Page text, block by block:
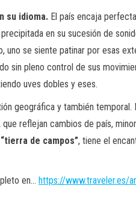
su idioma. El país encaja
en su sucesión de
uno se siente patinar por esas
sin pleno control de sus
uves dobles y eses.
geográfica y también
reflejan cambios de país,
de campos”, tiene el
en… https://www.traveler.es/